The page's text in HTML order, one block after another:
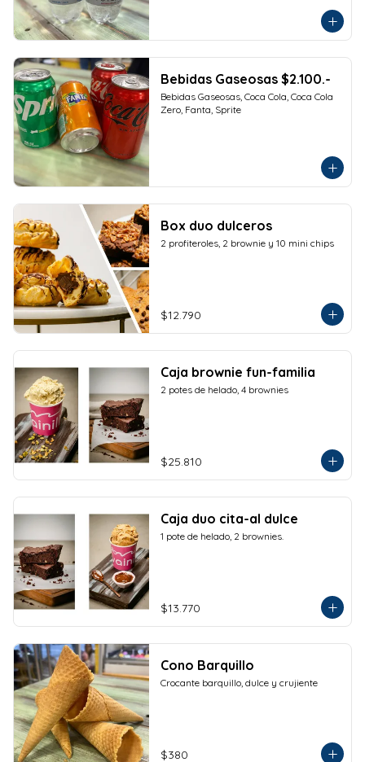
Bebidas Gaseosas $2.100.-
Bebidas Gaseosas, Coca Cola, Coca Cola
Zero, Fanta, Sprite
Box duo dulceros
2 profiteroles, 2 brownie y 10 mini chips
$12.790
Caja brownie fun-familia
2 potes de helado, 4 brownies
$25.810
Caja duo cita-al dulce
1 pote de helado, 2 brownies.
$13.770
Cono Barquillo
Crocante barquillo, dulce y crujiente
$380